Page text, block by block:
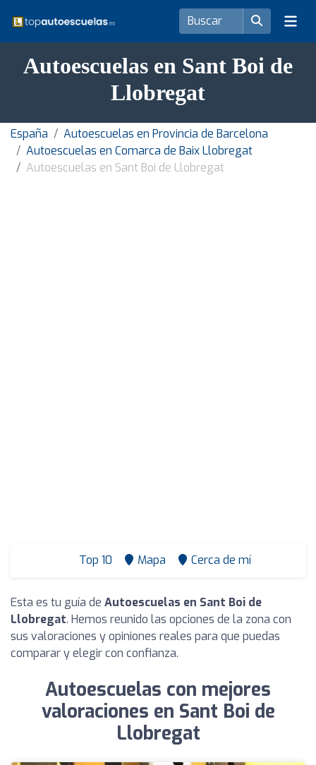
Autoescuelas en Sant Boi de
Llobregat
España
Autoescuelas en Provincia de Barcelona
Autoescuelas en Comarca de Baix Llobregat
Autoescuelas en Sant Boi de Llobregat
Top 10 Mapa Cerca de mí
Esta es tu guía de Autoescuelas en Sant Boi de
Llobregat. Hemos reunido las opciones de la zona con
sus valoraciones y opiniones reales para que puedas
comparar y elegir con confianza.
Autoescuelas con mejores
valoraciones en Sant Boi de
Llobregat